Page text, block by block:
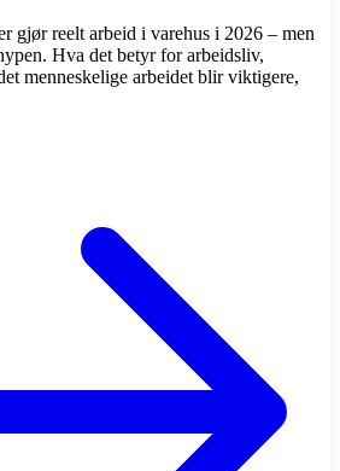
gjør reelt arbeid i varehus i 2026 – men
Hva det betyr for arbeidsliv,
menneskelige arbeidet blir viktigere,